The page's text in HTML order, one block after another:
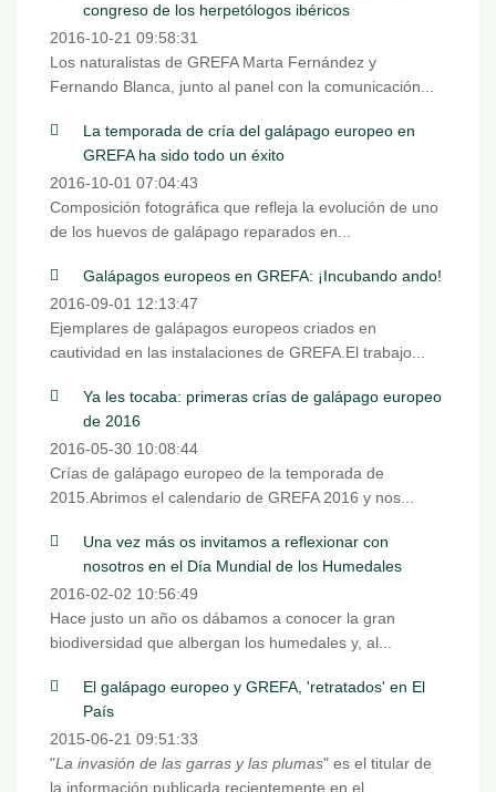
congreso de los herpetólogos ibéricos
2016-10-21 09:58:31
Los naturalistas de GREFA Marta Fernández y
Fernando Blanca, junto al panel con la comunicación...
La temporada de cría del galápago europeo en
GREFA ha sido todo un éxito
2016-10-01 07:04:43
Composición fotográfica que refleja la evolución de uno
de los huevos de galápago reparados en...
Galápagos europeos en GREFA: ¡Incubando ando!
2016-09-01 12:13:47
Ejemplares de galápagos europeos criados en
cautividad en las instalaciones de GREFA.El trabajo...
Ya les tocaba: primeras crías de galápago europeo
de 2016
2016-05-30 10:08:44
Crías de galápago europeo de la temporada de
2015.Abrimos el calendario de GREFA 2016 y nos...
Una vez más os invitamos a reflexionar con
nosotros en el Día Mundial de los Humedales
2016-02-02 10:56:49
Hace justo un año os dábamos a conocer la gran
biodiversidad que albergan los humedales y, al...
El galápago europeo y GREFA, 'retratados' en El
País
2015-06-21 09:51:33
"La invasión de las garras y las plumas" es el titular de
la información publicada recientemente en el...